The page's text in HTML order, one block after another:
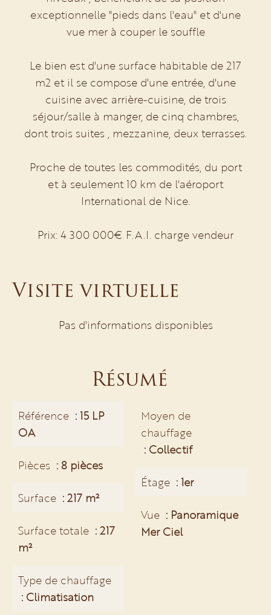
exceptionnelle "pieds dans l'eau" et d'une
vue mer à couper le souffle
Le bien est d'une surface habitable de 217
m2 et il se compose d'une entrée, d'une
cuisine avec arrière-cuisine, de trois
séjour/salle à manger, de cinq chambres,
dont trois suites , mezzanine, deux terrasses.
Proche de toutes les commodités, du port
et à seulement 10 km de l'aéroport
International de Nice.
Prix: 4 300 000€ F.A.I. charge vendeur
Visite virtuelle
Pas d'informations disponibles
Résumé
Référence
15 LP
OA
Pièces 8 pièces
Surface 217 m²
Surface totale
217
m²
Type de chauffage
Climatisation
Moyen de
chauffage
Collectif
Étage 1er
Vue
Panoramique
Mer Ciel